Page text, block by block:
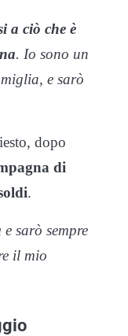
a ciò che è
. Io sono un
e sarò
dopo
di
.
e sarò sempre
il mio